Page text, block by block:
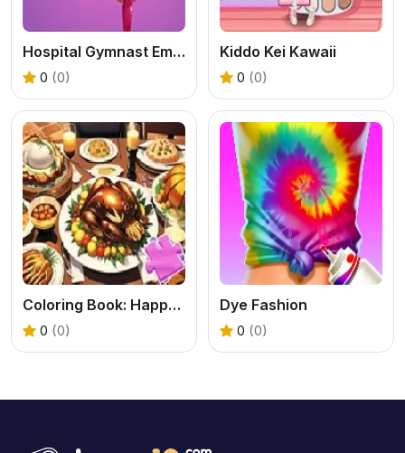
Hospital Gymnast Emergency
0 (0)
Kiddo Kei Kawaii
0 (0)
Coloring Book: Happy Thanksgiving
0 (0)
Dye Fashion
0 (0)